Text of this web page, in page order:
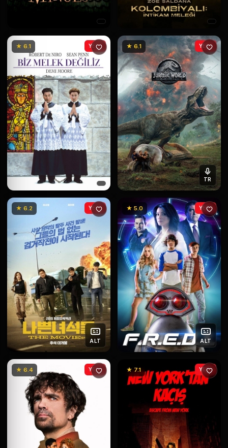
★ 6.1 YENİ ★ 6.1
TR
YENİ
★ 6.2
ALT
YENİ ★ 5.0
ALT
YENİ
★ 6.4 YENİ ★ 7.1 YENİ